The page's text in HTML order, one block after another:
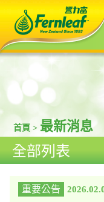
首頁 > 最新消息
全部列表
重要公告